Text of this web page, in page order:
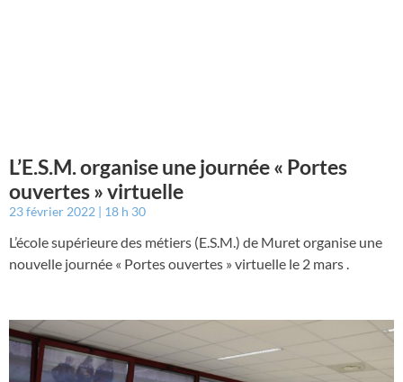
L’E.S.M. organise une journée « Portes
ouvertes » virtuelle
23 février 2022 18 h 30
L’école supérieure des métiers (E.S.M.) de Muret organise une
nouvelle journée « Portes ouvertes » virtuelle le 2 mars .